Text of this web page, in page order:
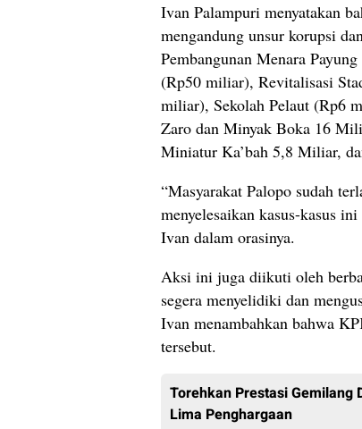
Ivan Palampuri menyatakan
mengandung unsur korupsi
Pembangunan Menara
(Rp50 miliar), Revitalisasi
miliar), Sekolah Pelaut (Rp6
Zaro dan Minyak Boka 16
Miniatur Ka’bah 5,8 Miliar,
“Masyarakat Palopo sudah
menyelesaikan kasus-kasus
Ivan dalam orasinya.
Aksi ini juga diikuti oleh
segera menyelidiki dan
Ivan menambahkan bahwa
tersebut.
Torehkan Prestasi Gemilang
Lima Penghargaan